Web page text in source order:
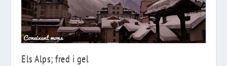
Els Alps; fred i gel